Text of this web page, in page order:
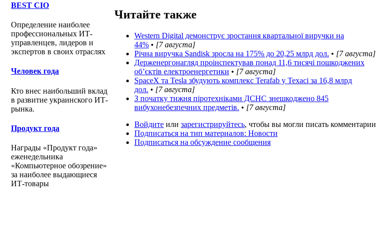
BEST CIO
Определение наиболее
профессиональных ИТ-
управленцев, лидеров и
экспертов в своих отраслях
Человек года
Кто внес наибольший вклад
в развитие украинского ИТ-
рынка.
Продукт года
Награды «Продукт года»
еженедельника
«Компьютерное обозрение»
за наиболее выдающиеся
ИТ-товары
Читайте также
Western Digital демонструє зростання квартальної виручки на
44% • [7 августа]
Річна виручка Sandisk зросла на 175% до 20,25 млрд дол. • [7 августа]
Держенергонагляд проінспектував понад 11,6 тисячі пошкоджених
об’єктів електроенергетики • [7 августа]
SpaceX та Tesla збудують комплекс Terafab у Техасі за 16,8 млрд
дол. • [7 августа]
З початку тижня піротехніками ДСНС знешкоджено 845
вибухонебезпечних предметів. • [7 августа]
Войдите или зарегистрируйтесь, чтобы вы могли писать комментарии
Подписаться на тип материалов: Новости
Подписаться на обсуждение сообщения